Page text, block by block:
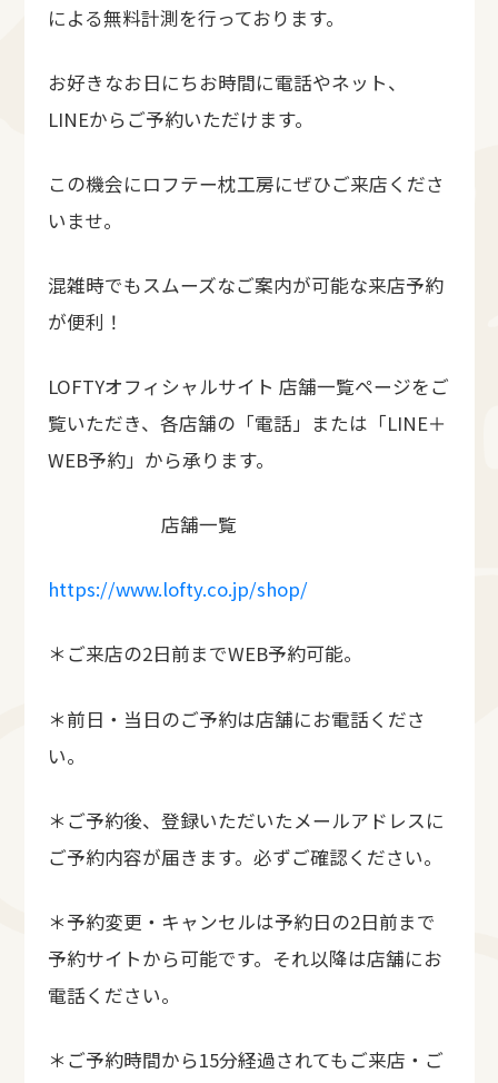
による無料計測を行っております。
お好きなお日にちお時間に電話やネット、
LINEからご予約いただけます。
この機会にロフテー枕工房にぜひご来店くださ
いませ。
混雑時でもスムーズなご案内が可能な来店予約
が便利！
LOFTYオフィシャルサイト 店舗一覧ページをご
覧いただき、各店舗の「電話」または「LINE＋
WEB予約」から承ります。
店舗一覧
https://www.lofty.co.jp/shop/
＊ご来店の2日前までWEB予約可能。
＊前日・当日のご予約は店舗にお電話くださ
い。
＊ご予約後、登録いただいたメールアドレスに
ご予約内容が届きます。必ずご確認ください。
＊予約変更・キャンセルは予約日の2日前まで
予約サイトから可能です。それ以降は店舗にお
電話ください。
＊ご予約時間から15分経過されてもご来店・ご